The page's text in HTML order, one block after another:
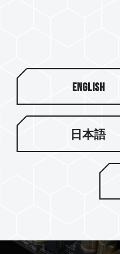
English
日本語